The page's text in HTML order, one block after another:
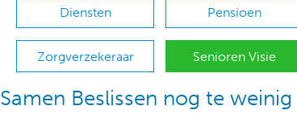
Diensten Pensioen
Zorgverzekeraar Senioren Visie
Samen Beslissen nog te weinig